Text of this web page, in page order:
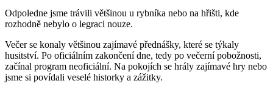
Odpoledne jsme trávili většinou u rybníka nebo na hřišti, kde
rozhodně nebylo o legraci nouze.
Večer se konaly většinou zajímavé přednášky, které se týkaly
husitství. Po oficiálním zakončení dne, tedy po večerní pobožnosti,
začínal program neoficiální. Na pokojích se hrály zajímavé hry nebo
jsme si povídali veselé historky a zážitky.